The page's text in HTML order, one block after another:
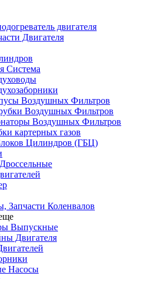
двигателя
Двигателя
Система
Воздушных Фильтров
Воздушных Фильтров
Воздушных Фильтров
картерных газов
Цилиндров (ГБЦ)
Запчасти Коленвалов
Выпускные
Двигателя
Насосы